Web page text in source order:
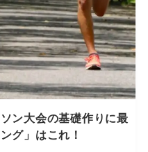
ン大会の基礎作りに最
グ」はこれ！